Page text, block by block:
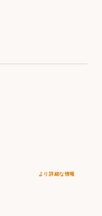
より詳細な情報